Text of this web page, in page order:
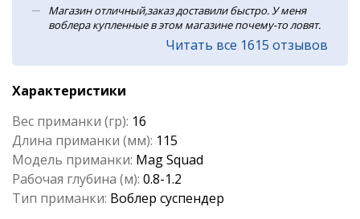
Магазин отличный,заказ доставили быстро. У меня
воблера купленные в этом магазине почему-то ловят.
Читать все 1615 отзывов
Характеристики
Вес приманки (гр): 16
Длина приманки (мм): 115
Модель приманки: Mag Squad
Рабочая глубина (м): 0.8-1.2
Тип приманки: Воблер суспендер